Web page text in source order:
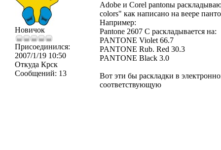
Новичок
Присоединился:
2007/1/19 10:50
Откуда Крск
Сообщений: 13
Adobe и Corel pantonы
colors" как написано на веере
Например:
Pantone 2607 C раскладывается на:
PANTONE Violet 66.7
PANTONE Rub. Red 30.3
PANTONE Black 3.0
Вот эти бы раскладки в
соответствующую